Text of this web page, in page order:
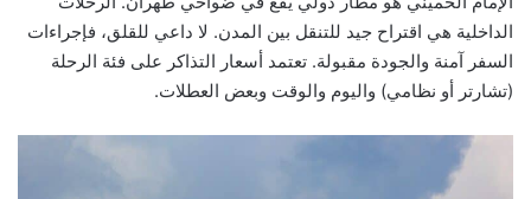
الداخلية هي اقتراح جيد للتنقل بين المدن. لا داعي للقلق، فإجراءات
السفر آمنة والجودة مقبولة. تعتمد أسعار التذاكر على فئة الرحلة
(تشارتر أو نظامي) واليوم والوقت وبعض العطلات.